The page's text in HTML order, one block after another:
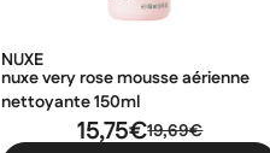
NUXE
nuxe very rose mousse aérienne
nettoyante 150ml
19,69€
15,75€